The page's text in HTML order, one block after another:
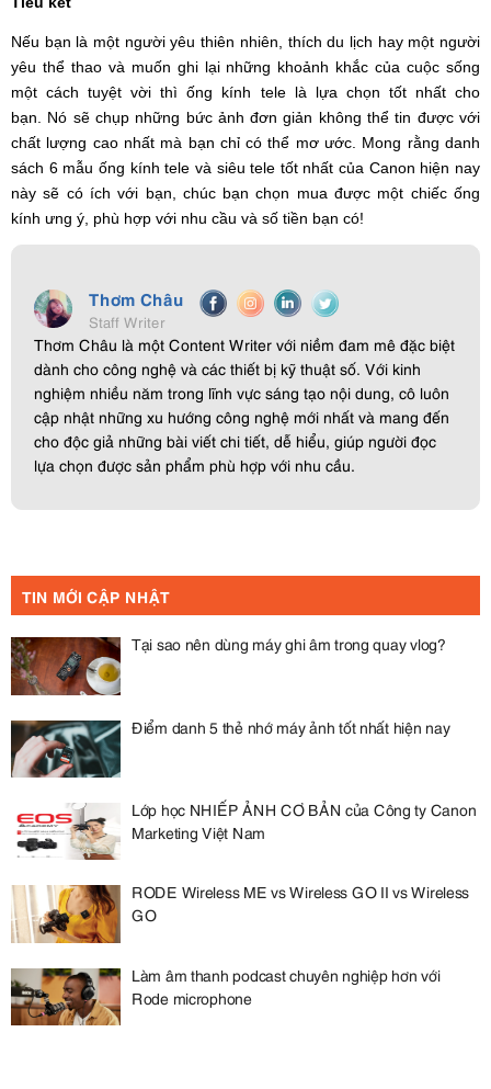
Nếu bạn là một người yêu thiên nhiên, thích du lịch hay một người
yêu thể thao và muốn ghi lại những khoảnh khắc của cuộc sống
một cách tuyệt vời thì ống kính tele là lựa chọn tốt nhất cho
bạn. Nó sẽ chụp những bức ảnh đơn giản không thể tin được với
chất lượng cao nhất mà bạn chỉ có thể mơ ước. Mong rằng danh
sách 6 mẫu ống kính tele và siêu tele tốt nhất của Canon hiện nay
này sẽ có ích với bạn, chúc bạn chọn mua được một chiếc ống
kính ưng ý, phù hợp với nhu cầu và số tiền bạn có!
Thơm Châu
Staff Writer
Thơm Châu là một Content Writer với niềm đam mê đặc biệt
dành cho công nghệ và các thiết bị kỹ thuật số. Với kinh
nghiệm nhiều năm trong lĩnh vực sáng tạo nội dung, cô luôn
cập nhật những xu hướng công nghệ mới nhất và mang đến
cho độc giả những bài viết chi tiết, dễ hiểu, giúp người đọc
lựa chọn được sản phẩm phù hợp với nhu cầu.
TIN MỚI CẬP NHẬT
Tại sao nên dùng máy ghi âm trong quay vlog?
Điểm danh 5 thẻ nhớ máy ảnh tốt nhất hiện nay
Lớp học NHIẾP ẢNH CƠ BẢN của Công ty Canon
Marketing Việt Nam
RODE Wireless ME vs Wireless GO II vs Wireless
GO
Làm âm thanh podcast chuyên nghiệp hơn với
Rode microphone